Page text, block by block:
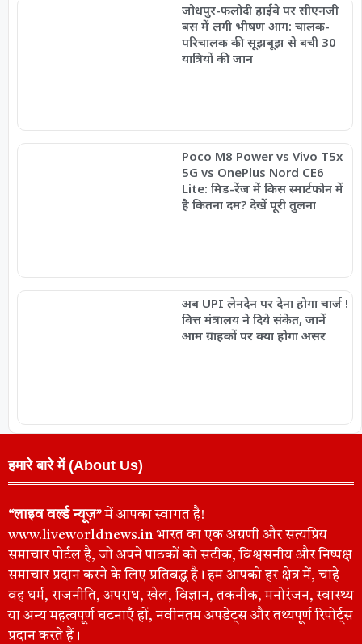
जोधपुर-फलोदी हाईवे पर सीएनजी
बस में लगी भीषण आग: चालक-
परिचालक की सूझबूझ से बची 30
यात्रियों की जान
Poco M8 Power vs Vivo T5x
5G vs OnePlus Nord CE6
Lite: मिड-रेंज में किस स्मार्टफोन में
है कितना दम? देखें पूरी तुलना
अब UPI लेनदेन पर देना होगा चार्ज !
वित्त मंत्रालय ने दिये संकेत, जानें
आम ग्राहकों पर क्या होगा असर
हमारे बारे में (About Us)
“लाइव वर्ल्ड न्यूज़”में आपका स्वागत है!
www.liveworldnews.in भारत का एक अग्रणी और सत्यप्रिय
समाचार पोर्टल है, जो अपने पाठकों को सटीक, विश्वसनीय और निष्पक्ष
समाचार प्रदान करने के लिए प्रतिबद्ध है। हम आपको हर क्षेत्र में, चाहे
वह धर्म, राजनीति, अपराध, खेल, विज्ञान, तकनीक, मनोरंजन, स्वास्थ्य
या अन्य महत्वपूर्ण घटनाएँ हों, नवीनतम अपडेट्स और तथ्यपूर्ण रिपोर्ट्स
प्रदान करते हैं।